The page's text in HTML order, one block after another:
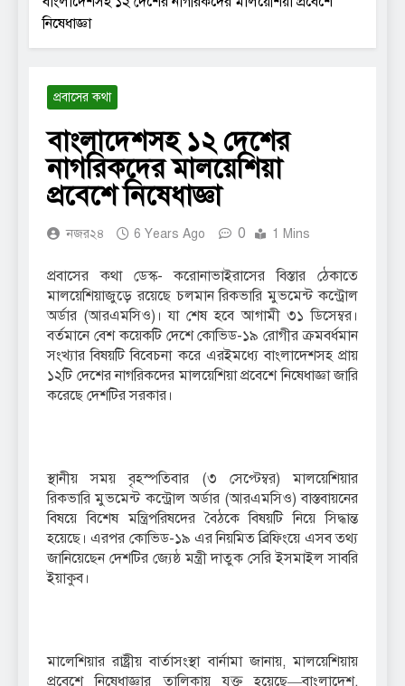
নিষেধাজ্ঞা
প্রবাসের কথা
বাংলাদেশসহ ১২ দেশের
নাগরিকদের মালয়েশিয়া
প্রবেশে নিষেধাজ্ঞা
নজর২৪ 6 Years Ago 0 1 Mins
প্রবাসের কথা ডেস্ক- করোনাভাইরাসের বিস্তার ঠেকাতে
মালয়েশিয়াজুড়ে রয়েছে চলমান রিকভারি মুভমেন্ট কন্ট্রোল
অর্ডার (আরএমসিও)। যা শেষ হবে আগামী ৩১ ডিসেম্বর।
বর্তমানে বেশ কয়েকটি দেশে কোভিড-১৯ রোগীর ক্রমবর্ধমান
সংখ্যার বিষয়টি বিবেচনা করে এরইমধ্যে বাংলাদেশসহ প্রায়
১২টি দেশের নাগরিকদের মালয়েশিয়া প্রবেশে নিষেধাজ্ঞা জারি
করেছে দেশটির সরকার।
স্থানীয় সময় বৃহস্পতিবার (৩ সেপ্টেম্বর) মালয়েশিয়ার
রিকভারি মুভমেন্ট কন্ট্রোল অর্ডার (আরএমসিও) বাস্তবায়নের
বিষয়ে বিশেষ মন্ত্রিপরিষদের বৈঠকে বিষয়টি নিয়ে সিদ্ধান্ত
হয়েছে। এরপর কোভিড-১৯ এর নিয়মিত ব্রিফিংয়ে এসব তথ্য
জানিয়েছেন দেশটির জ্যেষ্ঠ মন্ত্রী দাতুক সেরি ইসমাইল সাবরি
ইয়াকুব।
মালেশিয়ার রাষ্ট্রীয় বার্তাসংস্থা বার্নামা জানায়, মালয়েশিয়ায়
প্রবেশে নিষেধাজ্ঞার তালিকায় যুক্ত হয়েছে—বাংলাদেশ,